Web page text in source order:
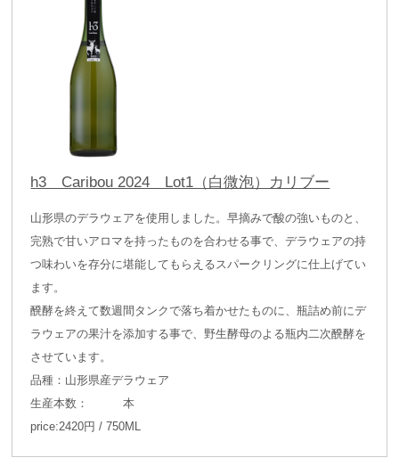
h3 Caribou 2024 Lot1（白微泡）カリブー
山形県のデラウェアを使用しました。早摘みで酸の強いものと、
完熟で甘いアロマを持ったものを合わせる事で、デラウェアの持
つ味わいを存分に堪能してもらえるスパークリングに仕上げてい
ます。
醗酵を終えて数週間タンクで落ち着かせたものに、瓶詰め前にデ
ラウェアの果汁を添加する事で、野生酵母のよる瓶内二次醗酵を
させています。
品種：山形県産デラウェア
生産本数： 本
price:2420円 / 750ML